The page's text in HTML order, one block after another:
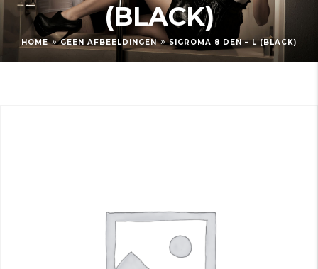
(BLACK)
HOME » GEEN AFBEELDINGEN » SIGROMA 8 DEN – L (BLACK)